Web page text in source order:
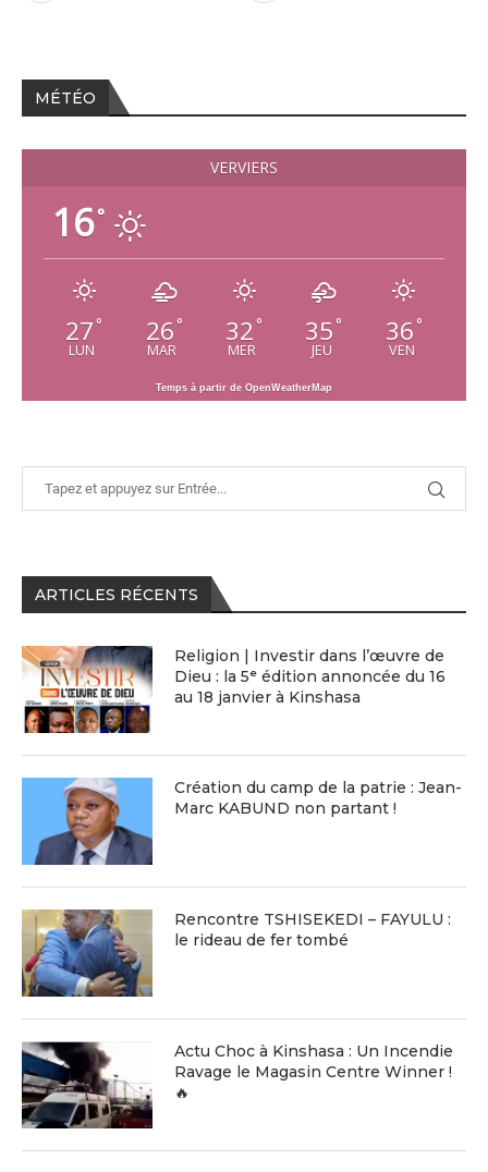
MÉTÉO
VERVIERS
16°
27 °
LUN
26 °
MAR
32 °
MER
35 °
JEU
36 °
VEN
Temps à partir de OpenWeatherMap
ARTICLES RÉCENTS
Religion | Investir dans l’œuvre de
Dieu : la 5ᵉ édition annoncée du 16
au 18 janvier à Kinshasa
Création du camp de la patrie : Jean-
Marc KABUND non partant !
Rencontre TSHISEKEDI – FAYULU :
le rideau de fer tombé
Actu Choc à Kinshasa : Un Incendie
Ravage le Magasin Centre Winner !
🔥